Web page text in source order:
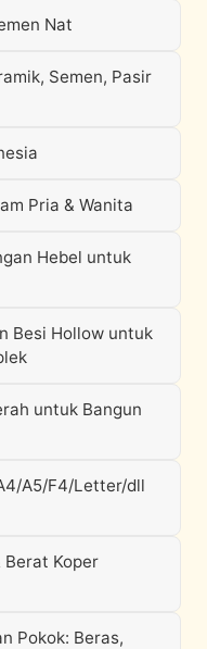
Nat
Semen, Pasir
Pria & Wanita
Hebel untuk
Besi Hollow untuk
untuk Bangun
A5/F4/Letter/dll
Berat Koper
Pokok: Beras,